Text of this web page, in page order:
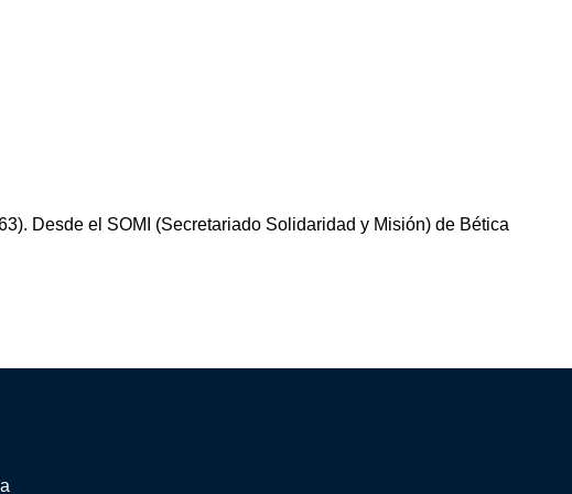
Desde el SOMI (Secretariado Solidaridad y Misión) de Bética